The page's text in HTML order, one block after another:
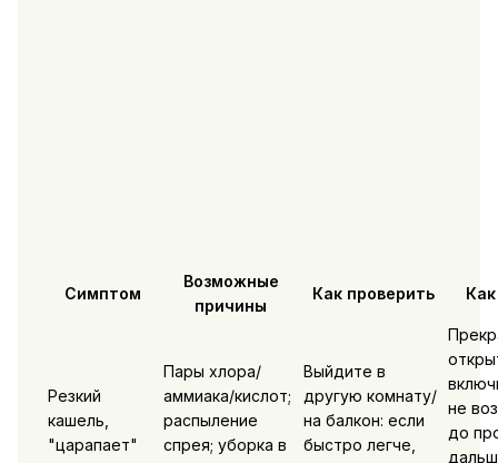
Симптом
Возможные
причины
Как проверить
Резкий
кашель,
"царапает"
Пары хлора/
аммиака/кислот;
распыление
спрея; уборка в
Выйдите в
другую комнату/
на балкон: если
быстро легче,
не
до